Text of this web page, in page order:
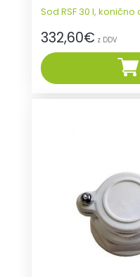
Sod RSF 30 l, konično
332,60€ z DDV